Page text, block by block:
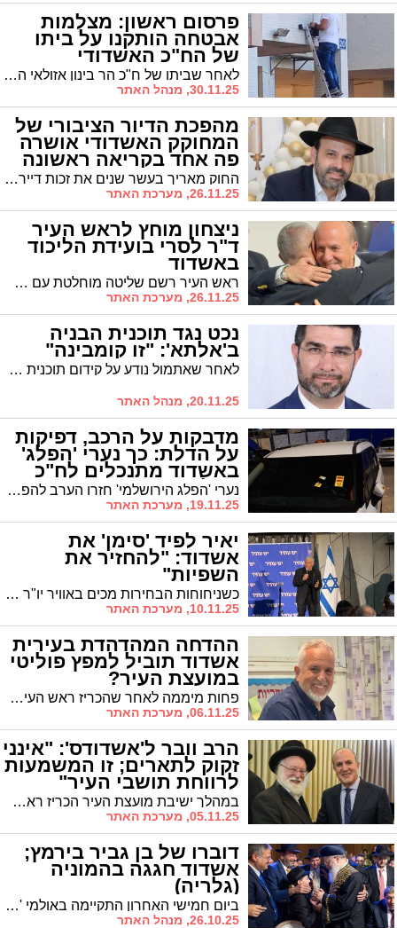
פרסום ראשון: מצלמות
אבטחה הותקנו על ביתו
של הח"כ האשדודי
לאחר שביתו של ח"כ הר בינון אזולאי הפך ליעד אסטרטגי מבחינתם של בחורי 'הפלג הירושלמי' שמפגינים במקום אחת לכמה ימים, הותקנו היום מצלמות אבטחה סביב הבניין כחלק מתיגבור האבטחה
30.11.25, מנהל האתר
מהפכת הדיור הציבורי של
המחוקק האשדודי אושרה
פה אחד בקריאה ראשונה
החוק מאריך בעשר שנים את זכות דיירי הדיור הציבורי לרכוש את דירותיהם בהקלות משמעותיות במחיר ובתנאים
26.11.25, מערכת האתר
ניצחון מוחץ לראש העיר
ד"ר לסרי בועידת הליכוד
באשדוד
ראש העיר רשם שליטה מוחלטת עם 85% מהקולות; בלולו נותר עם 15% מהקולות; פורטל נפל מתחת לאחוז החסימה ונעלם מהמפה הפוליטית
26.11.25, מערכת האתר
נכט נגד תוכנית הבניה
ב'אלתא': "זו קומבינה"
לאחר שאתמול נודע על קידום תוכנית פינוי 'אלתא' והסבתה למגורים לציבור החרדי, מתקומם נכט נגד התוכנית: "מדוע לייעד רק למגזר החרדי?"
20.11.25, מנהל האתר
מדבקות על הרכב, דפיקות
על הדלת: כך נערי 'הפלג'
באשדוד מתנכלים לח"כ
אזולאי נערי 'הפלג הירושלמי' חזרו הערב להפגין למרגלות ביתו של ח"כ האשדודי ינון אזולאי המתגורר בלב רובע ז'. מדבקות הודבקו על רכבו, חלקם דפקו על דלתו והטרידוהו והמשטרה מתקשה לאכוף שכן מדובר בנערים צעירים
19.11.25, מערכת האתר
יאיר לפיד 'סימן' את
אשדוד: "להחזיר את
השפיות"
כשניחוחות הבחירות מכים באוויר יו"ר האופוזיציה יאיר לפיד הגיע אמש לאשדוד למפגש פוליטי עם תושבים, פעילים וחברי כנסת. "רק החלפת הממשלה ושינוי סדר העדיפויות יחזירו את השפיות לישראל", אמר, תוך שהוא מתווה את החזון של יש עתיד לאופן ניהול המדינה
10.11.25, מערכת האתר
ההדחה המהדהדת בעירית
אשדוד תוביל למפץ פוליטי
במועצת העיר?
פחות מיממה לאחר שהכריז ראש העיר ד"ר יחיאל לסרי על "דם חדש" שייכנס למינהל התפעול כדי לשים סוף למשבר הניקיון בעיר, הודח דויד אסייג, מספר 2 ברשימתו של אלי נכט ממינהל התפעול. האם יש קשר בין הדבקים? נכט: "מצר על ההחלטה"
06.11.25, מערכת האתר
הרב וובר ל'אשדודס': "אינני
זקוק לתארים; זו המשמעות
לרווחת תושבי העיר"
במהלך ישיבת מועצת העיר הכריז ראש העיר על הענקת תואר 'משנה ראש העיר' ליו"ר סיעת אשדוד התורנית הרב אפרים וובר. בשיחה עם 'אשדודס' מסביר הרב וובר את המשמעות: "תוקצה לשכה ושירותי משרד לרווחת תושבי העיר"
05.11.25, מערכת האתר
דוברו של בן גביר בירמץ;
אשדוד חגגה בהמוניה
(גלריה)
ביום חמישי האחרון התקיימה באולמי 'האופרה' בעיקר שמחת בר המצווה של יונתן אלחרר, בנו של אריאל אלחרר - דוברו ויועצו הקרוב של השר לביטחון פנים. כל המי ומי הגיעו לברך. צפו בגלריה הססגונית
26.10.25, מנהל האתר